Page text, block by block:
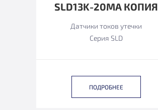
SLD13K-20MА КОПИЯ
Датчики токов утечки
Серия SLD
ПОДРОБНЕЕ